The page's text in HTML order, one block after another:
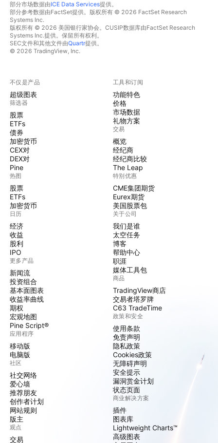
部分市场数据由ICE Data Services提供。
部分参考数据由FactSet提供。版权所有 © 2026 FactSet Research
Systems Inc.
版权所有 © 2026 美国银行家协会。CUSIP数据库由FactSet Research
Systems Inc.提供。保留所有权利。
SEC文件和其他文件由Quartr提供。
© 2026 TradingView, Inc.
不仅是产品
超级图表
筛选器
股票
ETFs
债券
加密货币
CEX对
DEX对
Pine
热图
股票
ETFs
加密货币
日历
经济
收益
股利
IPO
更多产品
新闻流
投资组合
基本面图表
收益率曲线
期权
宏观地图
Pine Script®
应用程序
移动版
电脑版
社区
社交网络
爱心墙
推荐朋友
创作者计划
网站规则
版主
观点
交易
工具和订阅
功能特色
价格
市场数据
礼物方案
交易
概览
经纪商
经纪商比较
The Leap
特别优惠
CME集团期货
Eurex期货
美国股票包
关于公司
我们是谁
太空任务
博客
帮助中心
职涯
媒体工具包
商品
TradingView商店
交易者塔罗牌
C63 TradeTime
政策和安全
使用条款
免责声明
隐私政策
Cookies政策
无障碍声明
安全提示
漏洞赏金计划
状态页面
商业解决方案
插件
图表库
Lightweight Charts™
高级图表